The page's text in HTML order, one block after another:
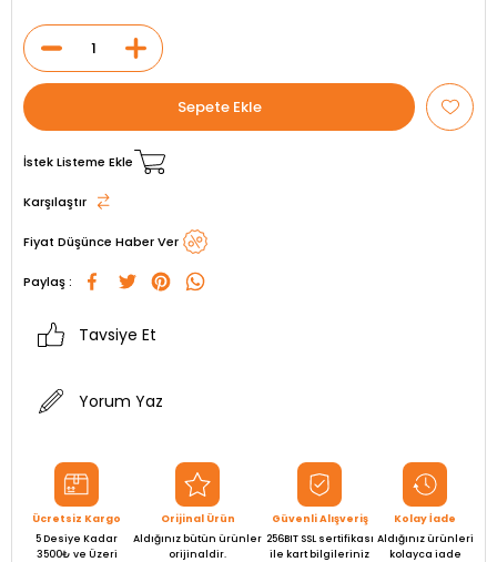
İstek Listeme Ekle
Karşılaştır
Fiyat Düşünce Haber Ver
Paylaş :
Tavsiye Et
Yorum Yaz
Ücretsiz Kargo
5 Desiye Kadar
3500₺ ve Üzeri
Orijinal Ürün
Aldığınız bütün ürünler
orijinaldir.
Güvenli Alışveriş
256BIT SSL sertifikası
ile kart bilgileriniz
Kolay İade
Aldığınız ürünleri
kolayca iade